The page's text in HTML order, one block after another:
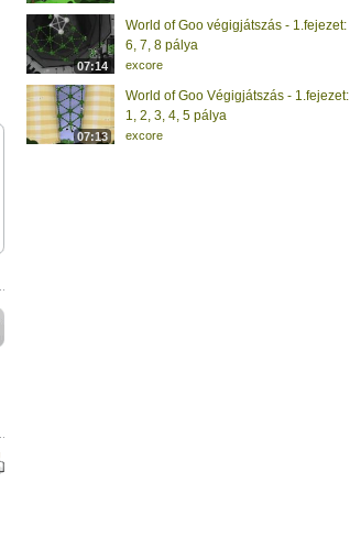
07:14
World of Goo végigjátszás - 1.fejezet:
6, 7, 8 pálya
excore
07:13
World of Goo Végigjátszás - 1.fejezet:
1, 2, 3, 4, 5 pálya
excore